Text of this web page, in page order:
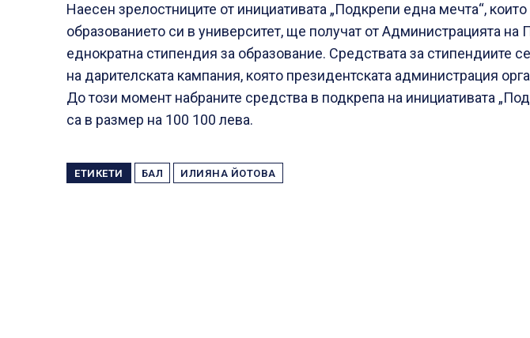
Наесен зрелостниците от инициативата „Подкрепи една мечта“,
образованието си в университет, ще получат от Администрацията на
еднократна стипендия за образование. Средствата за стипендиите
на дарителската кампания, която президентската администрация
До този момент набраните средства в подкрепа на инициативата
са в размер на 100 100 лева.
ЕТИКЕТИ БАЛ ИЛИЯНА ЙОТОВА